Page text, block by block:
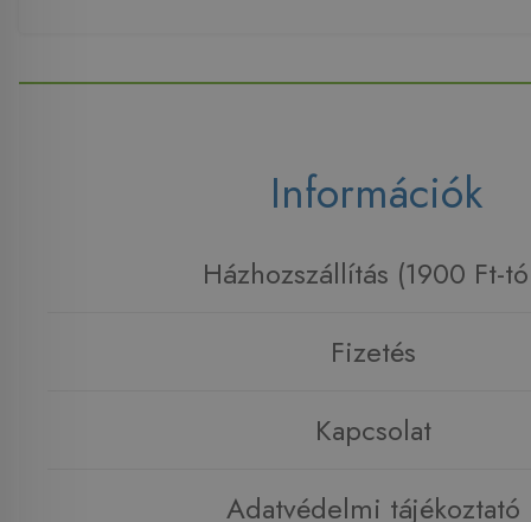
Információk
Házhozszállítás (1900 Ft-
Fizetés
Kapcsolat
Adatvédelmi tájékoztató